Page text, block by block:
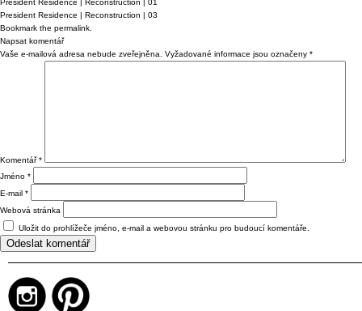
President Residence | Reconstruction | 01
President Residence | Reconstruction | 03
Bookmark the permalink
Napsat komentář
Vaše e-mailová adresa nebude zveřejněna.
Vyžadované informace jsou označeny *
Komentář*
Jméno *
E-mail *
Webová stránka
Uložit do prohlížeče jméno, e-mail a webovou stránku pro budoucí komentáře.